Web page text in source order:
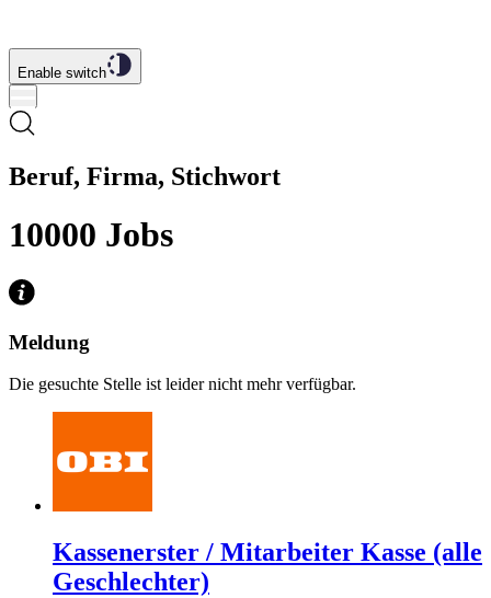
Enable switch
Beruf, Firma, Stichwort
10000 Jobs
Meldung
Die gesuchte Stelle ist leider nicht mehr verfügbar.
Kassenerster / Mitarbeiter Kasse (alle
Geschlechter)